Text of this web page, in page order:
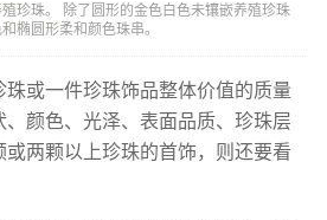
珍珠。 除了圆形的金色白色未镶嵌养殖珍珠
椭圆形柔和颜色珠串。
或一件珍珠饰品整体价值的质量
颜色、光泽、表面品质、珍珠层
两颗以上珍珠的首饰，则还要看